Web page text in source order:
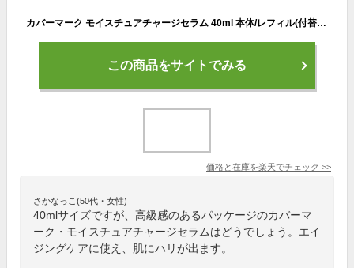
カバーマーク モイスチュアチャージセラム 40ml 本体/レフィル(付替え) 導入美容液 エッセンス 保湿 年齢肌 エイジング ほうれい線 乾燥 乾燥肌 弾力 ふっくら ハリ キメ ツヤ 透明感 うるおい 30代 40代 50代 60代 人気 おすすめ
この商品をサイトでみる
価格と在庫を楽天でチェック >>
さかなっこ(50代・女性)
40mlサイズですが、高級感のあるパッケージのカバーマ
ーク・モイスチュアチャージセラムはどうでしょう。エイ
ジングケアに使え、肌にハリが出ます。